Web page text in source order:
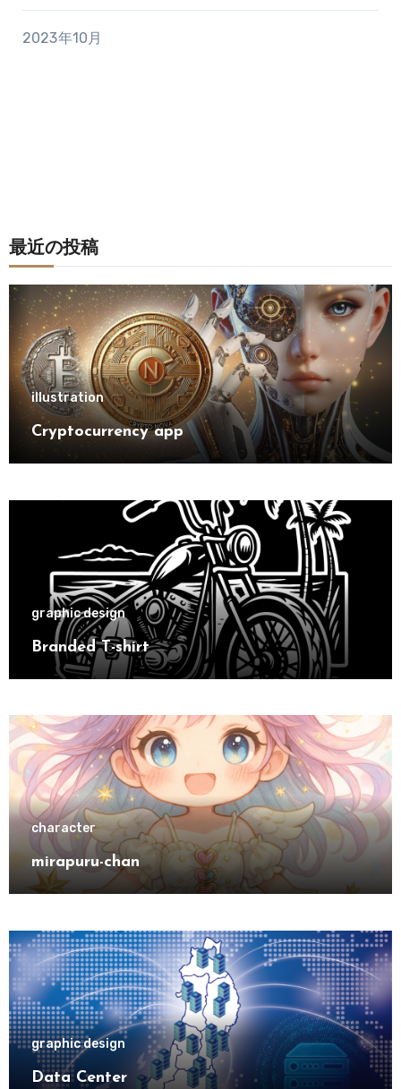
2023年10月
最近の投稿
illustration
Cryptocurrency app
graphic design
Branded T-shirt
character
mirapuru-chan
graphic design
Data Center